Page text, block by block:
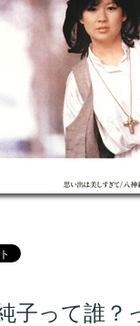
子って誰